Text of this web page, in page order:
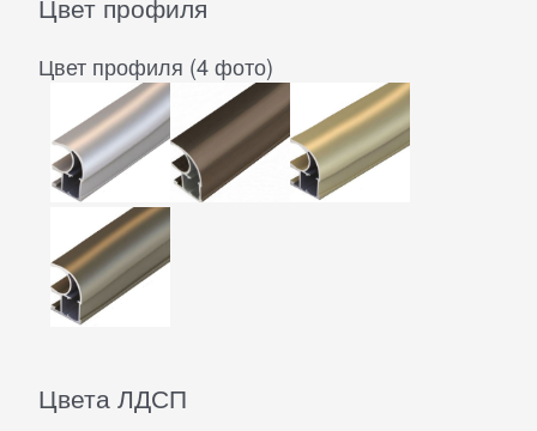
Цвет профиля
Цвет профиля (4 фото)
Цвета ЛДСП